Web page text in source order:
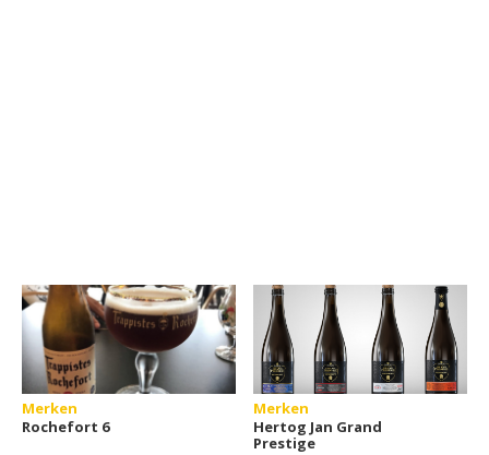
Merken
Rochefort 6
Merken
Hertog Jan Grand
Prestige